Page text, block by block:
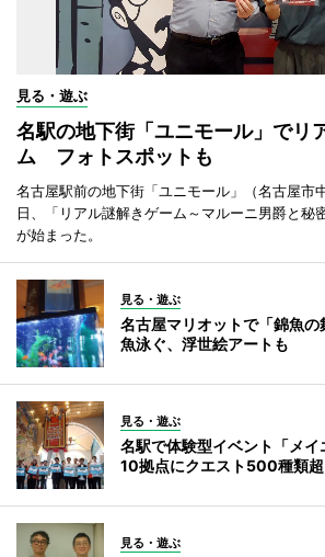
見る・遊ぶ
名駅の地下街「ユニモール」でリ
ム フォトスポットも
名古屋駅前の地下街「ユニモール」（名古屋市
日、「リアル謎解きゲーム～マルーニ男爵と秘
が始まった。
見る・遊ぶ
名古屋マリオットで「錦魚
魚泳ぐ、浮世絵アートも
見る・遊ぶ
名駅で体験型イベント「メ
10拠点にクエスト500種類超
見る・遊ぶ